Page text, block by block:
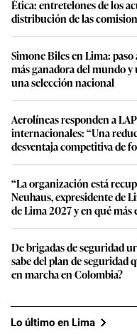
Ética: entretelones de los
distribución de las
Simone Biles en Lima: paso
más ganadora del mundo
una selección nacional
Aerolíneas responden a
internacionales: “Una
desventaja competitiva de
“La organización está
Neuhaus, expresidente de
de Lima 2027 y en qué
De brigadas de seguridad
sabe del plan de seguridad
en marcha en Colombia?
Lo último en Lima